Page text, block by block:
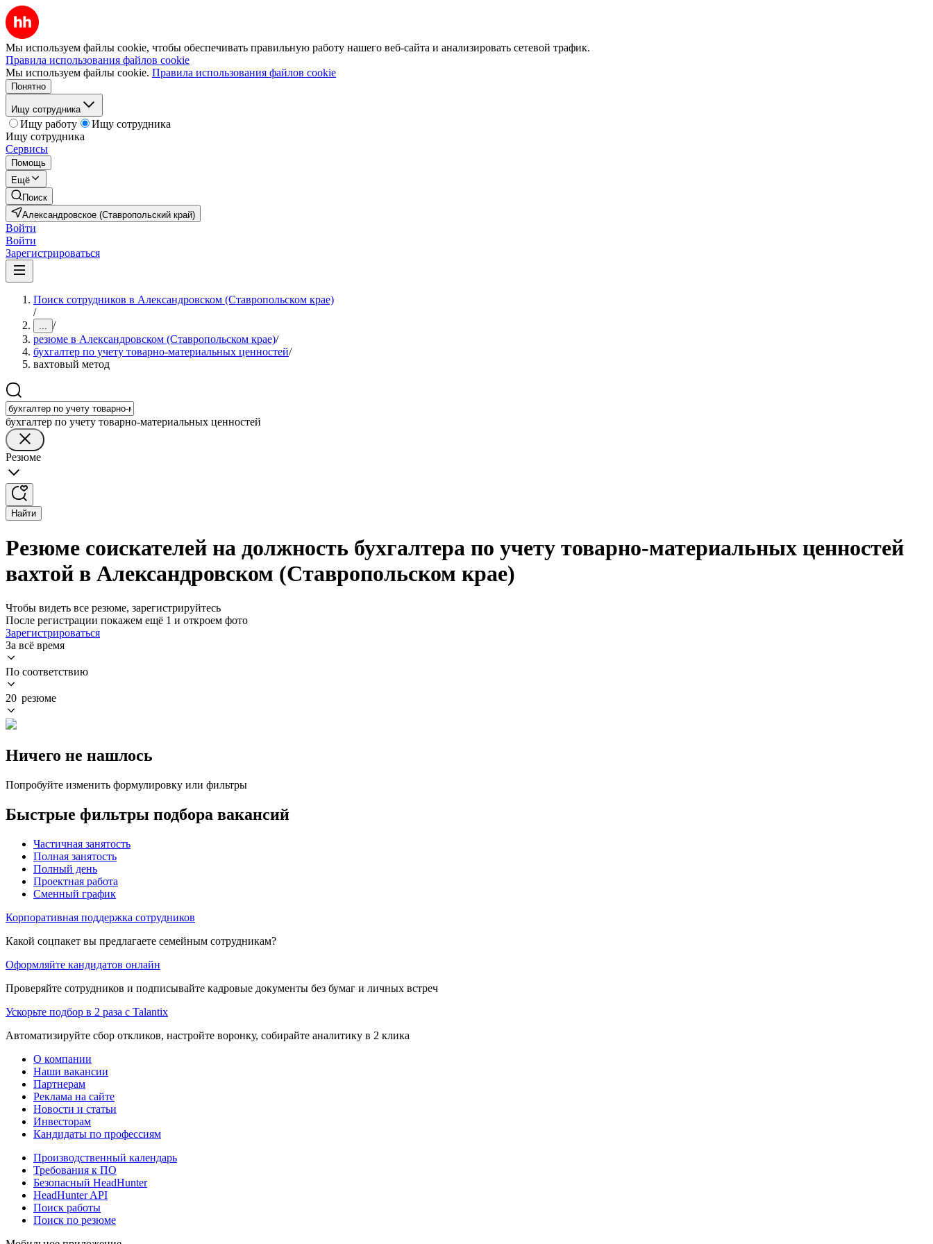
Мы используем файлы cookie, чтобы обеспечивать правильную работу нашего веб-сайта и анализировать сетевой трафик.
Правила использования файлов cookie
Мы используем файлы cookie. Правила использования файлов cookie
Понятно
Ищу сотрудника
Ищу работу
Ищу сотрудника
Ищу сотрудника
Сервисы
Помощь
Ещё
Поиск
Александровское (Ставропольский край)
Войти
Войти
Зарегистрироваться
Поиск сотрудников в Александровском (Ставропольском крае)
/
... /
резюме в Александровском (Ставропольском крае)/
бухгалтер по учету товарно-материальных ценностей/
вахтовый метод
бухгалтер по учету товарно-материальных ценностей
Резюме
Найти
Резюме соискателей на должность бухгалтера по учету товарно-материальных ценностей
вахтой в Александровском (Ставропольском крае)
Чтобы видеть все резюме, зарегистрируйтесь
После регистрации покажем ещё 1 и откроем фото
Зарегистрироваться
За всё время
По соответствию
20 резюме
Ничего не нашлось
Попробуйте изменить формулировку или фильтры
Быстрые фильтры подбора вакансий
Частичная занятость
Полная занятость
Полный день
Проектная работа
Сменный график
Корпоративная поддержка сотрудников
Какой соцпакет вы предлагаете семейным сотрудникам?
Оформляйте кандидатов онлайн
Проверяйте сотрудников и подписывайте кадровые документы без бумаг и личных встреч
Ускорьте подбор в 2 раза с Talantix
Автоматизируйте сбор откликов, настройте воронку, собирайте аналитику в 2 клика
О компании
Наши вакансии
Партнерам
Реклама на сайте
Новости и статьи
Инвесторам
Кандидаты по профессиям
Производственный календарь
Требования к ПО
Безопасный HeadHunter
HeadHunter API
Поиск работы
Поиск по резюме